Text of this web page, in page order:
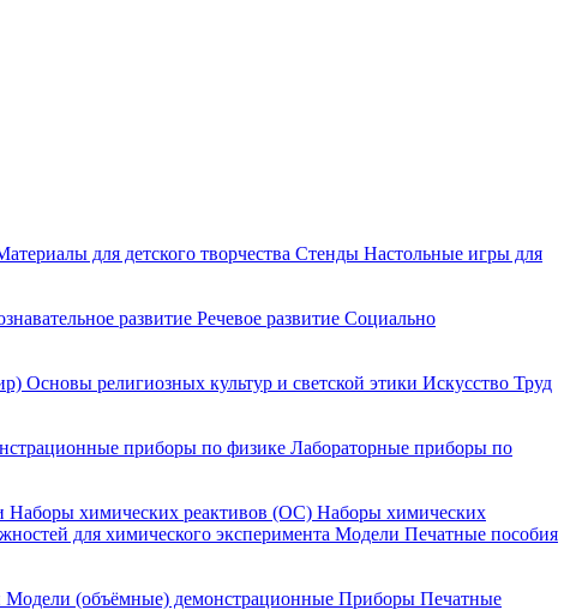
для детского творчества Стенды Настольные игры для
развитие Речевое развитие Социально
Основы религиозных культур и светской этики Искусство Труд
приборы по физике Лабораторные приборы по
Наборы химических реактивов (ОС) Наборы химических
для химического эксперимента Модели Печатные пособия
Модели (объёмные) демонстрационные Приборы Печатные